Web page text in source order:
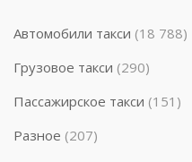
Автомобили такси (18 788)
Грузовое такси (290)
Пассажирское такси (151)
Разное (207)